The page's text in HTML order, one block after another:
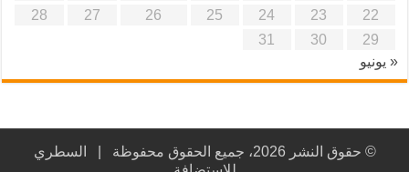
22
23
24
25
26
27
28
29
30
31
« يونيو
© حقوق النشر 2026، جميع الحقوق محفوظة |
السطري